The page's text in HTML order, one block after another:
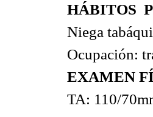
HÁBITOS
Niega
Ocupación:
EXAMEN
TA: 110/